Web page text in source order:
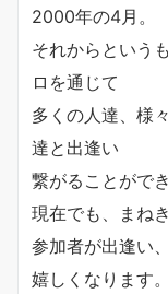
2000年の4月。
それからという
ロを通じて
多くの人達、様
達と出逢い
繋がることがで
現在でも、まね
参加者が出逢い
嬉しくなります。